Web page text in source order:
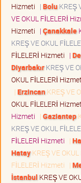
Hizmeti | BoluKREŞ
VE OKUL FİLELERİ
Hizmeti | Çanakkale
KREŞ VE OKUL
FİLELERİ Hizmeti |
DiyarbakırKREŞ VE
OKUL FİLELERİ
| ErzincanKREŞ VE
OKUL FİLELERİ
Hizmeti | Gaziantep
KREŞ VE OKUL
FİLELERİ Hizmeti |
HatayKREŞ VE
FİLELERİ Hizmeti |
İstanbul KREŞ VE